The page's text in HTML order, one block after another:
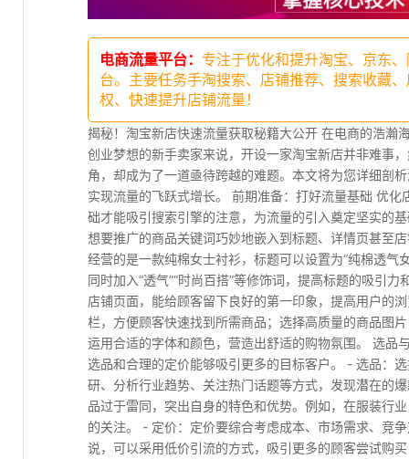
电商流量平台： 专注于优化和提升淘宝、京东
台。主要任务手淘搜索、店铺推荐、搜索收藏
权、快速提升店铺流量！
揭秘！淘宝新店快速流量获取秘籍大公开 在电商的浩瀚
创业梦想的新手卖家来说，开设一家淘宝新店并非难事
角，却成为了一道亟待跨越的难题。本文将为您详细剖
实现流量的飞跃式增长。 前期准备：打好流量基础 优
础才能吸引搜索引擎的注意，为流量的引入奠定坚实的
想要推广的商品关键词巧妙地嵌入到标题、详情页甚至
经营的是一款纯棉女士衬衫，标题可以设置为“纯棉透气
同时加入“透气”“时尚百搭”等修饰词，提高标题的吸引
店铺页面，能给顾客留下良好的第一印象，提高用户的
栏，方便顾客快速找到所需商品；选择高质量的商品图
运用合适的字体和颜色，营造出舒适的购物氛围。 选品
选品和合理的定价能够吸引更多的目标客户。 - 选品：
研、分析行业趋势、关注热门话题等方式，发现潜在的
品过于雷同，突出自身的特色和优势。例如，在服装行
的关注。 - 定价：定价要综合考虑成本、市场需求、竞
说，可以采用低价引流的方式，吸引更多的顾客尝试购